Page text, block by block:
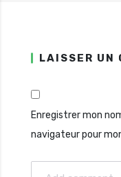
LAISSER UN
Enregistrer mon
navigateur pour